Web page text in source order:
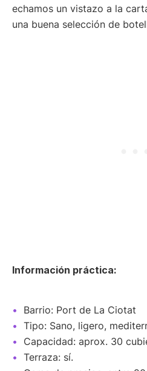
echamos un vistazo a la
una buena selección de
Información práctica:
Barrio: Port de La Ciotat
Tipo: Sano, ligero,
Capacidad: aprox. 30
Terraza: sí.